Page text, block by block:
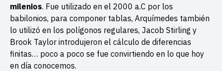
milenios. Fue utilizado en el 2000 a.C por los
babilonios, para componer tablas, Arquímedes también
lo utilizó en los polígonos regulares, Jacob Stirling y
Brook Taylor introdujeron el cálculo de diferencias
finitas… poco a poco se fue convirtiendo en lo que hoy
en día conocemos.